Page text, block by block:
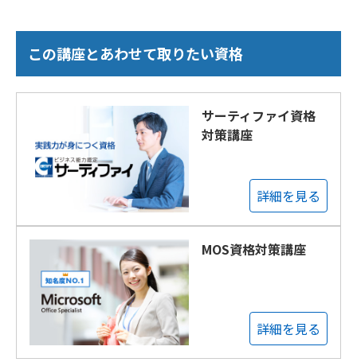
この講座とあわせて取りたい資格
サーティファイ資格
対策講座
詳細を見る
MOS資格対策講座
詳細を見る